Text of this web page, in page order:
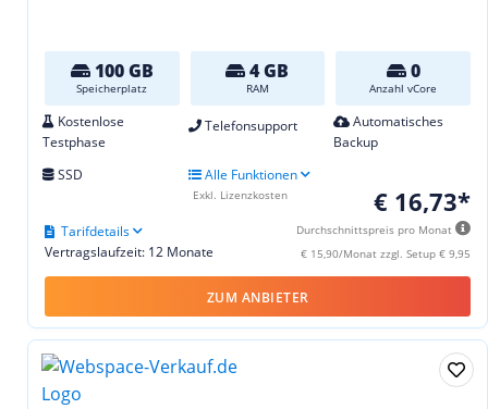
100 GB
Speicherplatz
4 GB
RAM
0
Anzahl vCore
Kostenlose
Testphase
Telefonsupport
Automatisches
Backup
SSD
Alle Funktionen
€ 16,73*
Durchschnittspreis pro Monat
€ 15,90/Monat zzgl. Setup € 9,95
Vertragslaufzeit: 12 Monate
Tarifdetails
Exkl. Lizenzkosten
ZUM ANBIETER